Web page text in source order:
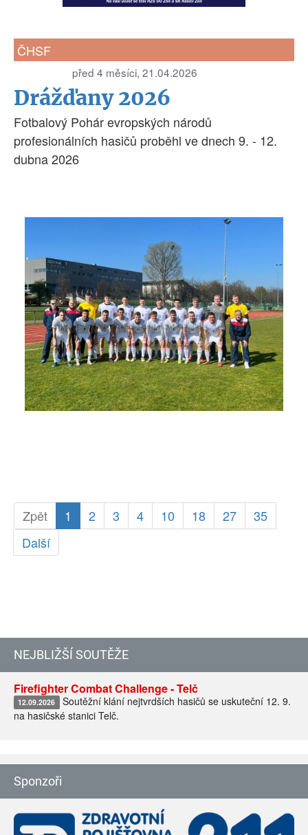
ČHSF
před 4 měsíci, 21.04.2026
Drážďany 2026
Fotbalový Pohár evropských národů
profesionálních hasičů proběhl ve dnech 9. - 12.
dubna 2026
Zpět 1 2 3 4 10 18 27
35
Další
NEJBLIŽŠÍ SOUTĚŽE
Firefighter Combat Challenge - Telč
12.09.2026 Soutěžní klání nejtvrdších hasičů se uskuteční 12. 9.
na hasičské stanici Telč.
Sponzoři